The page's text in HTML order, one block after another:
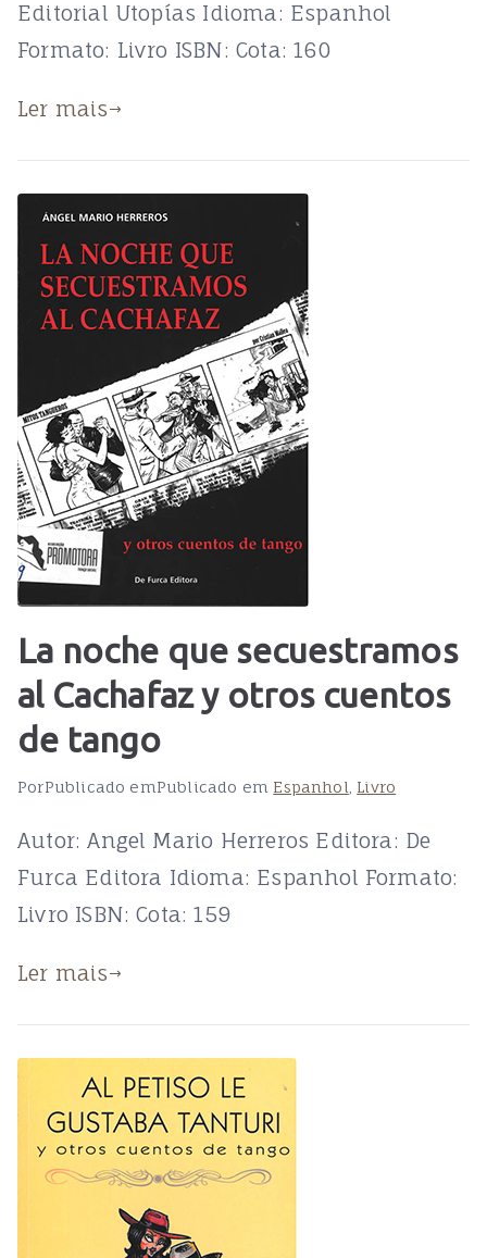
Editorial Utopías Idioma: Espanhol
Formato: Livro ISBN: Cota: 160
Ler mais
La noche que secuestramos
al Cachafaz y otros cuentos
de tango
PorPublicado emPublicado em Espanhol Livro
Autor: Angel Mario Herreros Editora: De
Furca Editora Idioma: Espanhol Formato:
Livro ISBN: Cota: 159
Ler mais